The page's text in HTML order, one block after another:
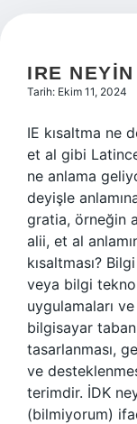
IRE
Tarih: Ekim 11, 2024
IE kısaltma ne
et al gibi
ne anlama
deyişle
gratia, örneğin
alii, et al
kısaltması?
veya bilgi
uygulamaları
bilgisayar
tasarlanması,
ve
terimdir. İDK
(bilmiyorum)